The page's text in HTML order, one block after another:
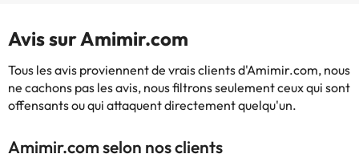
Avis sur Amimir.com
Tous les avis proviennent de vrais clients d'Amimir.com, nous
ne cachons pas les avis, nous filtrons seulement ceux qui sont
offensants ou qui attaquent directement quelqu'un.
Amimir.com selon nos clients